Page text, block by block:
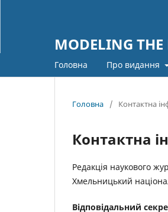
MODELING THE
Головна Про видання
Головна / Контактна
Контактна
Редакція наукового
Хмельницький
Відповідальний